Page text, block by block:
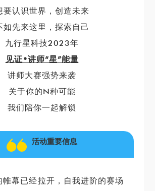
要认识世界，创造未来
如先来这里，探索自己
九行星科技2023年
见证•讲师“星”能量
讲师大赛强势来袭
关于你的N种可能
我们陪你一起解锁
活动重要信息
帷幕已经拉开，自我进阶的赛场